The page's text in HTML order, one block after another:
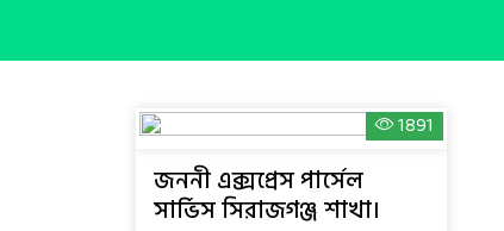
1891
জননী এক্সপ্রেস পার্সেল
সার্ভিস সিরাজগঞ্জ শাখা।